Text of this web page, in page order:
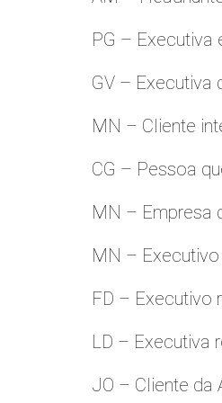
PG – Executiva
GV – Executiva
MN – Cliente
CG – Pessoa
MN – Empresa
MN –
FD – Executivo
LD – Executiva
JO – Cliente da